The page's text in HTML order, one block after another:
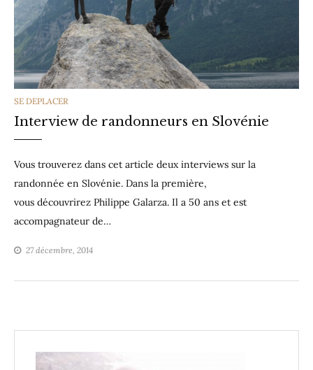
CATEGORIES
SE DEPLACER
Interview de randonneurs en Slovénie
Vous trouverez dans cet article deux interviews sur la
randonnée en Slovénie. Dans la première,
vous découvrirez Philippe Galarza. Il a 50 ans et est
accompagnateur de…
27 décembre, 2014